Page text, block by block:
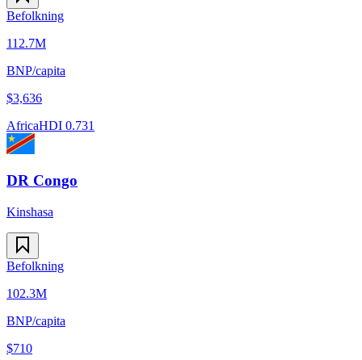
Befolkning
112.7M
BNP/capita
$3,636
AfricaHDI 0.731
DR Congo
Kinshasa
Befolkning
102.3M
BNP/capita
$710